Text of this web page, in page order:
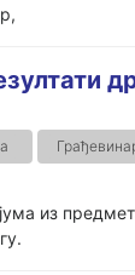
из